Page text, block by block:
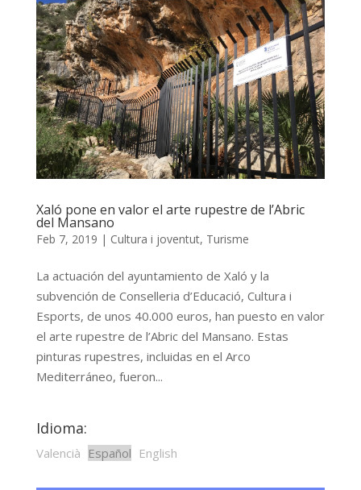
Xaló pone en valor el arte rupestre de l’Abric
del Mansano
Feb 7, 2019 | Cultura i joventut, Turisme
La actuación del ayuntamiento de Xaló y la
subvención de Conselleria d’Educació, Cultura i
Esports, de unos 40.000 euros, han puesto en valor
el arte rupestre de l’Abric del Mansano. Estas
pinturas rupestres, incluidas en el Arco
Mediterráneo, fueron...
Idioma:
Valencià Español English